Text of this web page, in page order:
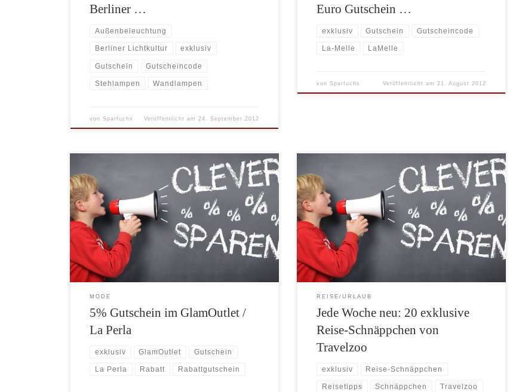
Berliner …
Außenbeleuchtung
Berliner Lichtkultur exklusiv
Gutschein Gutscheincode
Stehlampen Wandlampen
vonSparfuchs Veröffentlicht am 24. September 2012
Euro Gutschein …
exklusiv Gutschein Gutscheincode
La-Melle LaMelle
vonSparfuchs Veröffentlicht am 21. August 2012
Über den Gutschein-Link bekommen Sie einen
exklusiven 5% Rabatt auf das gesamte Sortiment im
GlamOutlet/ La Perla Outlet Store. Der Gutschein
wird automatisch aktiviert und im Warenkorb direkt
angezeigt. Den Rabatt gibt es nur noch bis zum
30.04.2009. Der Rabatt ist auch auf die bereits beim
„Frühlingserwachen“ bis zu 50% […]
MODE
5% Gutschein im GlamOutlet /
La Perla
exklusiv GlamOutlet Gutschein
La Perla Rabatt Rabattgutschein
Die besten Reiseangebote im Internet gibt es im
wöchentlichen Newsletter von Travelzoo. Die
Angebote werden Woche für Woche handverlesen und
auf Verfügbarkeit überprüft. Die Experten von
Tavelzoo durchforsten dafür jede Woche über 900
Reise-Unternehmen nach den besten Angeboten. Nur
die besten 20 Schnäppchen schaffen es bei dieser
Auslese in den […]
REISE/URLAUB
Jede Woche neu: 20 exklusive
Reise-Schnäppchen von
Travelzoo
exklusiv Reise-Schnäppchen
Reisetipps Schnäppchen Travelzoo